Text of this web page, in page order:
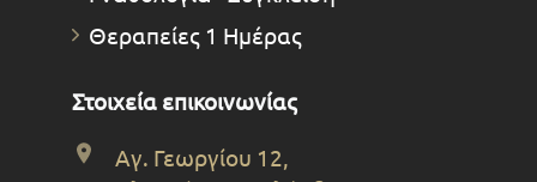
Θεραπείες 1 Ημέρας
Στοιχεία επικοινωνίας
Αγ. Γεωργίου 12,